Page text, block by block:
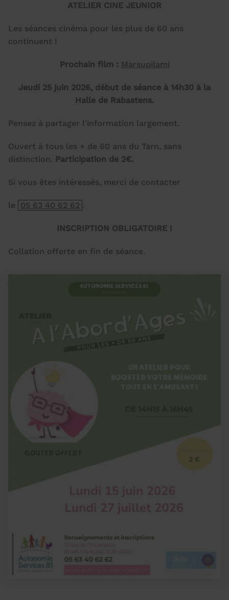
ATELIER CINE JEUNIOR
Les séances cinéma pour les plus de 60 ans
continuent !
Prochain film : Marsupilami
Jeudi 25 juin 2026, début de séance à 14h30 à la
Halle de Rabastens.
Pensez à partager l'information largement.
Ouvert à tous les + de 60 ans du Tarn, sans
distinction. Participation de 2€.
Si vous êtes intéressés, merci de contacter
le 05 63 40 62 62 .
INSCRIPTION OBLIGATOIRE !
Collation offerte en fin de séance.